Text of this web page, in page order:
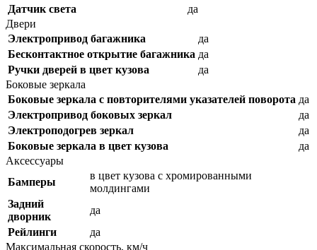
Датчик света
да
Двери
Электропривод багажника
да
Бесконтактное открытие багажника да
Ручки дверей в цвет кузова
да
Боковые зеркала
Боковые зеркала с повторителями указателей поворота да
Электропривод боковых зеркал
да
Электроподогрев зеркал
да
Боковые зеркала в цвет кузова
да
Аксессуары
Бамперы
в цвет кузова с хромированными
молдингами
Задний
дворник
да
Рейлинги
да
Максимальная скорость, км/ч